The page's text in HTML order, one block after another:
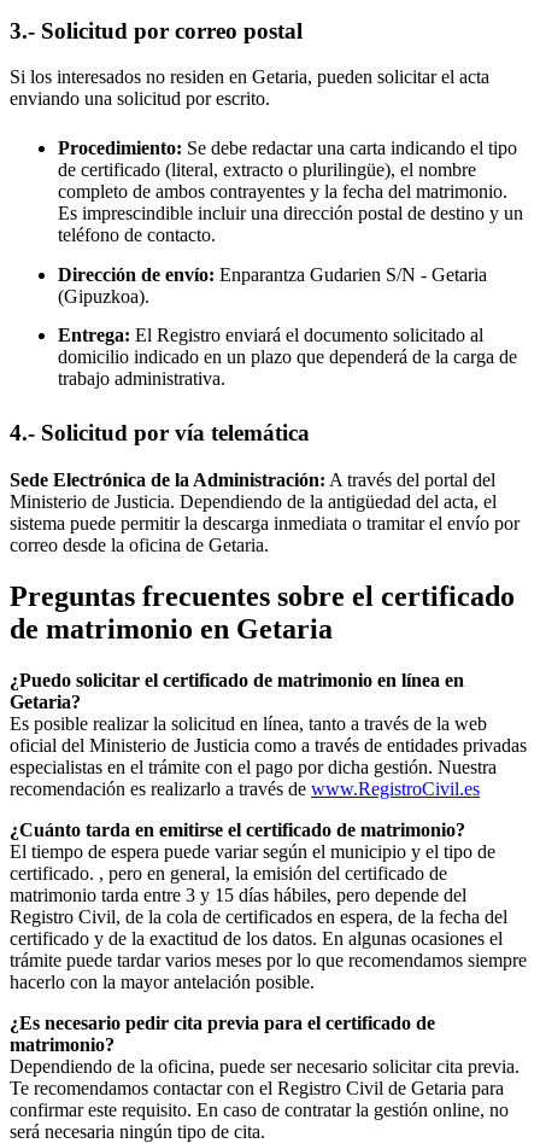
3.- Solicitud por correo postal
Si los interesados no residen en Getaria, pueden solicitar el acta
enviando una solicitud por escrito.
Procedimiento: Se debe redactar una carta indicando el tipo
de certificado (literal, extracto o plurilingüe), el nombre
completo de ambos contrayentes y la fecha del matrimonio.
Es imprescindible incluir una dirección postal de destino y un
teléfono de contacto.
Dirección de envío: Enparantza Gudarien S/N - Getaria
(Gipuzkoa).
Entrega: El Registro enviará el documento solicitado al
domicilio indicado en un plazo que dependerá de la carga de
trabajo administrativa.
4.- Solicitud por vía telemática
Sede Electrónica de la Administración: A través del portal del
Ministerio de Justicia. Dependiendo de la antigüedad del acta, el
sistema puede permitir la descarga inmediata o tramitar el envío por
correo desde la oficina de Getaria.
Preguntas frecuentes sobre el certificado
de matrimonio en Getaria
¿Puedo solicitar el certificado de matrimonio en línea en
Getaria?
Es posible realizar la solicitud en línea, tanto a través de la web
oficial del Ministerio de Justicia como a través de entidades privadas
especialistas en el trámite con el pago por dicha gestión. Nuestra
recomendación es realizarlo a través de www.RegistroCivil.es
¿Cuánto tarda en emitirse el certificado de matrimonio?
El tiempo de espera puede variar según el municipio y el tipo de
certificado. , pero en general, la emisión del certificado de
matrimonio tarda entre 3 y 15 días hábiles, pero depende del
Registro Civil, de la cola de certificados en espera, de la fecha del
certificado y de la exactitud de los datos. En algunas ocasiones el
trámite puede tardar varios meses por lo que recomendamos siempre
hacerlo con la mayor antelación posible.
¿Es necesario pedir cita previa para el certificado de
matrimonio?
Dependiendo de la oficina, puede ser necesario solicitar cita previa.
Te recomendamos contactar con el Registro Civil de Getaria para
confirmar este requisito. En caso de contratar la gestión online, no
será necesaria ningún tipo de cita.